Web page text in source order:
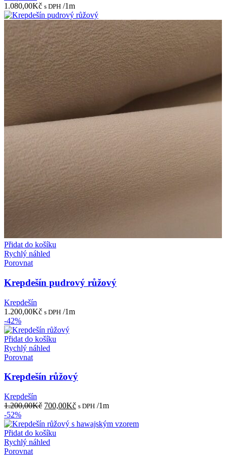
1.080,00Kč s DPH /1m
Přidat do košíku
Rychlý náhled
Porovnat
Krepdešín pudrový růžový
Krepdešín
1.200,00Kč s DPH /1m
-42%
Přidat do košíku
Rychlý náhled
Porovnat
Krepdešín růžový
Krepdešín
1.200,00Kč Původní
byla:
1.200,00Kč.
700,00KčAktuální
je:
s DPH /1m
-52%
Přidat do košíku
Rychlý náhled
Porovnat